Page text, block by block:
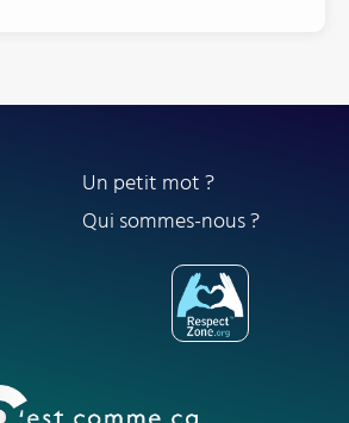
Un petit mot ?
Qui sommes-nous ?